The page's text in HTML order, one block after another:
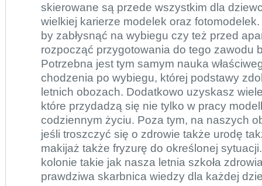
skierowane są przede wszystkim dla
wielkiej karierze modelek oraz
by zabłysnąć na wybiegu czy też przed
rozpocząć przygotowania do tego zawodu
Potrzebna jest tym samym nauka
chodzenia po wybiegu, której podstawy
letnich obozach. Dodatkowo uzyskasz
które przydadzą się nie tylko w pracy
codziennym życiu. Poza tym, na naszych
jeśli troszczyć się o zdrowie także urodę
makijaż także fryzurę do określonej
kolonie takie jak nasza letnia szkoła
prawdziwa skarbnica wiedzy dla każdej